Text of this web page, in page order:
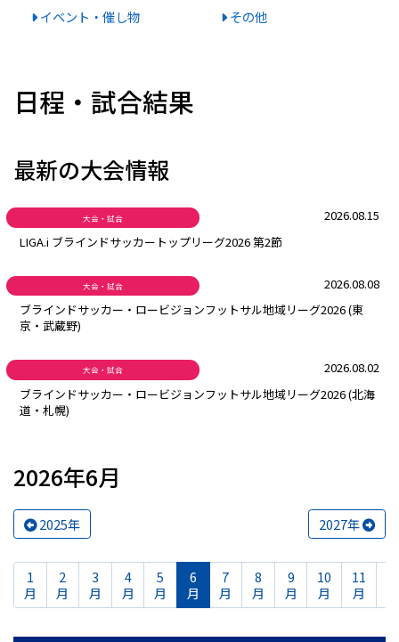
イベント・催し物 その他
日程・試合結果
最新の大会情報
大会・試合
2026.08.15
LIGA.i ブラインドサッカートップリーグ2026 第2節
大会・試合
2026.08.08
ブラインドサッカー・ロービジョンフットサル地域リーグ2026 (東
京・武蔵野)
大会・試合
2026.08.02
ブラインドサッカー・ロービジョンフットサル地域リーグ2026 (北海
道・札幌)
2026年6月
2025年 2027年
1
月
2
月
3
月
4
月
5
月
6
月
7
月
8
月
9
月
10
月
11
月